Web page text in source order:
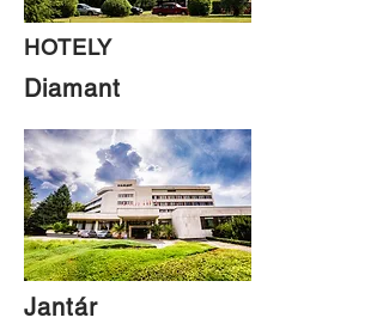
HOTELY
Diamant
Jantár